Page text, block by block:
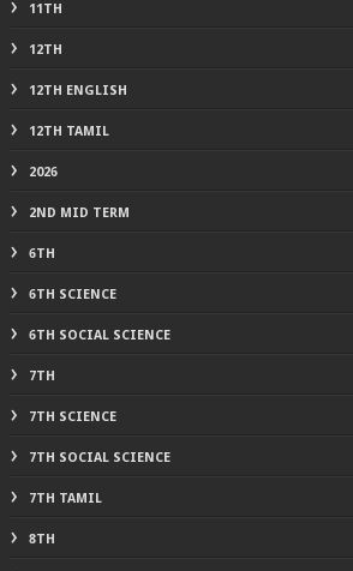
11TH
12TH
12TH ENGLISH
12TH TAMIL
2026
2ND MID TERM
6TH
6TH SCIENCE
6TH SOCIAL SCIENCE
7TH
7TH SCIENCE
7TH SOCIAL SCIENCE
7TH TAMIL
8TH